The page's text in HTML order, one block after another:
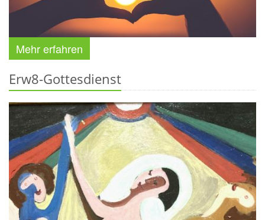
Mehr erfahren
Erw8-Gottesdienst